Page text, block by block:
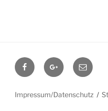
FacebookGoogle+Contact
me
Impressum/Datenschutz